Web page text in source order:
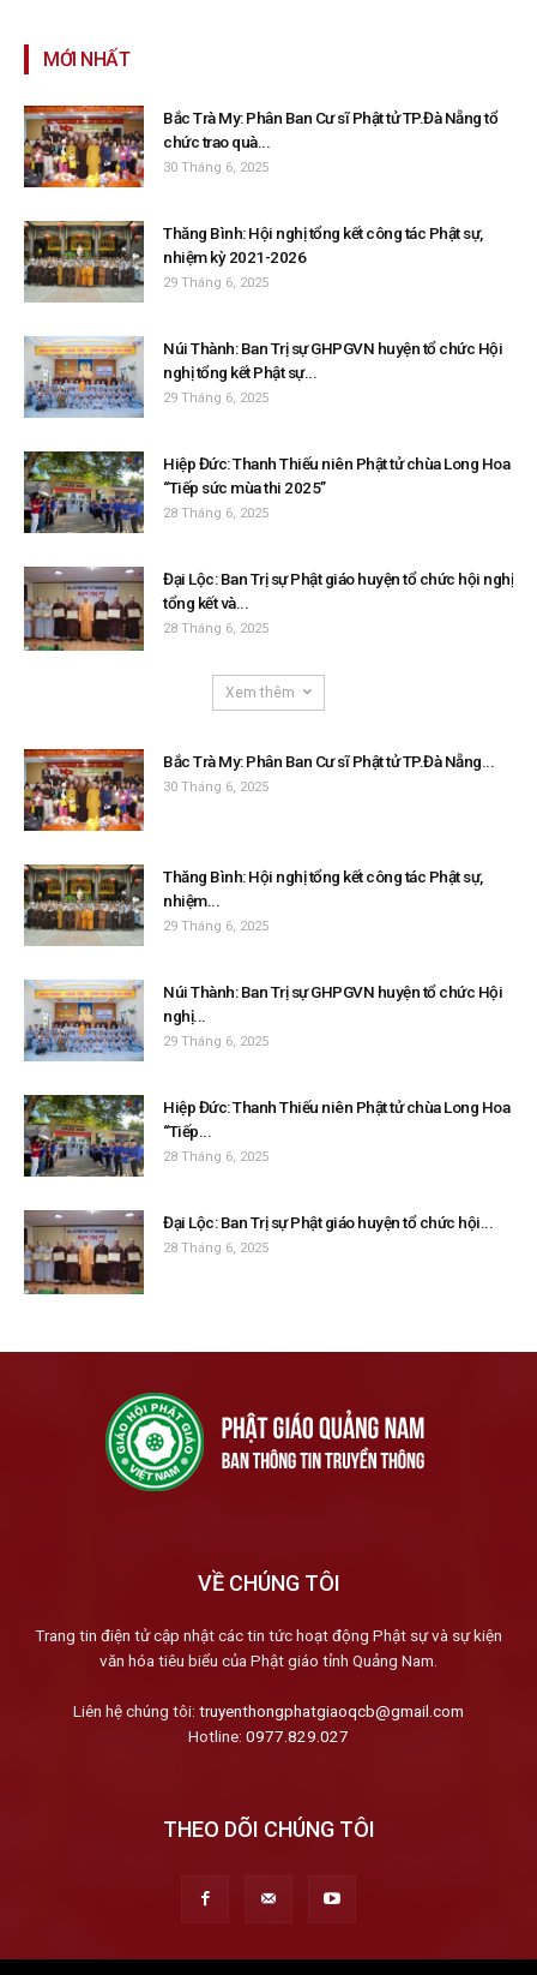
MỚI NHẤT
Bắc Trà My: Phân Ban Cư sĩ Phật tử TP.Đà Nẵng tổ
chức trao quà...
30 Tháng 6, 2025
Thăng Bình: Hội nghị tổng kết công tác Phật sự,
nhiệm kỳ 2021-2026
29 Tháng 6, 2025
Núi Thành: Ban Trị sự GHPGVN huyện tổ chức Hội
nghị tổng kết Phật sự...
29 Tháng 6, 2025
Hiệp Đức: Thanh Thiếu niên Phật tử chùa Long Hoa
“Tiếp sức mùa thi 2025”
28 Tháng 6, 2025
Đại Lộc: Ban Trị sự Phật giáo huyện tổ chức hội nghị
tổng kết và...
28 Tháng 6, 2025
Xem thêm
Bắc Trà My: Phân Ban Cư sĩ Phật tử TP.Đà Nẵng...
30 Tháng 6, 2025
Thăng Bình: Hội nghị tổng kết công tác Phật sự,
nhiệm...
29 Tháng 6, 2025
Núi Thành: Ban Trị sự GHPGVN huyện tổ chức Hội
nghị...
29 Tháng 6, 2025
Hiệp Đức: Thanh Thiếu niên Phật tử chùa Long Hoa
“Tiếp...
28 Tháng 6, 2025
Đại Lộc: Ban Trị sự Phật giáo huyện tổ chức hội...
28 Tháng 6, 2025
VỀ CHÚNG TÔI
Trang tin điện tử cập nhật các tin tức hoạt động Phật sự và sự kiện
văn hóa tiêu biểu của Phật giáo tỉnh Quảng Nam.
Liên hệ chúng tôi: truyenthongphatgiaoqcb@gmail.com
Hotline: 0977.829.027
THEO DÕI CHÚNG TÔI